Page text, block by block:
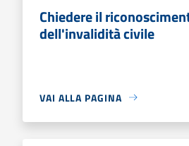
Chiedere il
dell'invalidità civile
VAI ALLA PAGINA